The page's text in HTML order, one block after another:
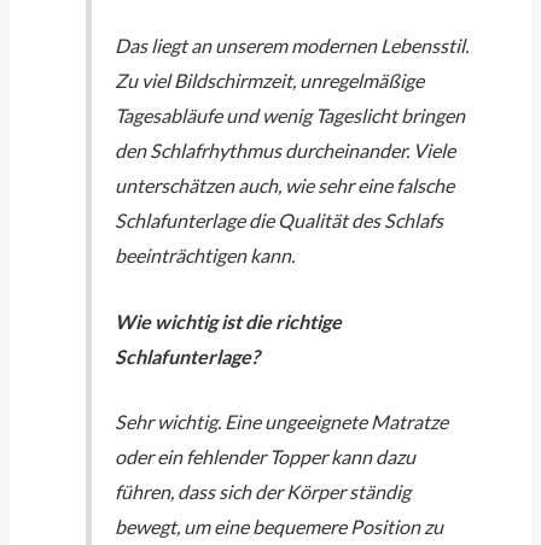
Das liegt an unserem modernen Lebensstil.
Zu viel Bildschirmzeit, unregelmäßige
Tagesabläufe und wenig Tageslicht bringen
den Schlafrhythmus durcheinander. Viele
unterschätzen auch, wie sehr eine falsche
Schlafunterlage die Qualität des Schlafs
beeinträchtigen kann.
Wie wichtig ist die richtige
Schlafunterlage?
Sehr wichtig. Eine ungeeignete Matratze
oder ein fehlender Topper kann dazu
führen, dass sich der Körper ständig
bewegt, um eine bequemere Position zu